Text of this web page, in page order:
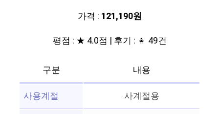
가격 : 121,190원
평점 : ★ 4.0점 | 후기 : 👧 49건
구분
내용
사용계절
사계절용